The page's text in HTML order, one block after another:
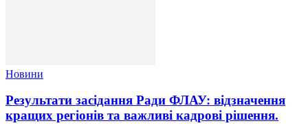
Новини
Результати засідання Ради ФЛАУ: відзначення
кращих регіонів та важливі кадрові рішення.